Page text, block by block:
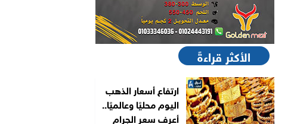
الأكثر قراءةً
ارتفاع أسعار الذهب
اليوم محليًا وعالميًا..
أعرف سعر الجرام